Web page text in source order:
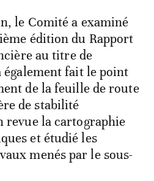
le Comité a examiné
édition du Rapport
au titre de
également fait le point
de la feuille de route
de stabilité
revue la cartographie
et étudié les
menés par le sous-